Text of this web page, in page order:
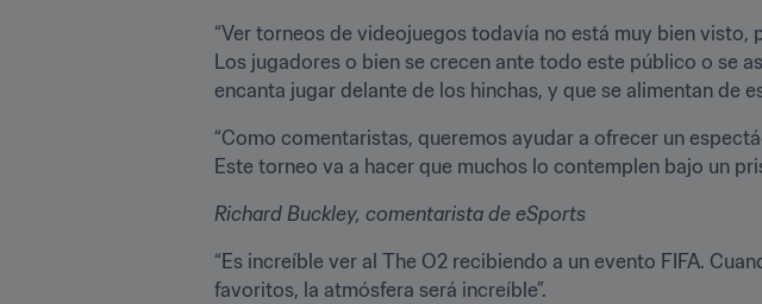
“Ver torneos de videojuegos todavía no está muy bien visto,
Los jugadores o bien se crecen ante todo este público o se
encanta jugar delante de los hinchas, y que se alimentan de
“Como comentaristas, queremos ayudar a ofrecer un
Este torneo va a hacer que muchos lo contemplen bajo un
Richard Buckley, comentarista de eSports
“Es increíble ver al The O2 recibiendo a un evento FIFA.
favoritos, la atmósfera será increíble”.